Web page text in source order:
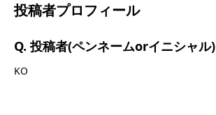
投稿者プロフィール
Q. 投稿者(ペンネームorイニシャル)
KO